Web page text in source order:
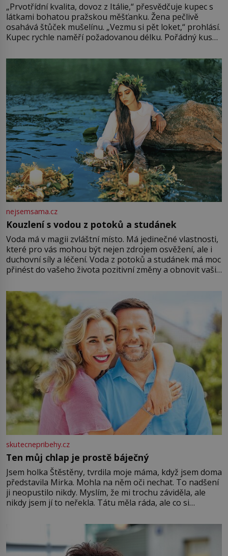
„Prvotřídní kvalita, dovoz z Itálie,“ přesvědčuje kupec s
látkami bohatou pražskou měšťanku. Žena pečlivě
osahává štůček mušelínu. „Vezmu si pět loket,“ prohlásí.
Kupec rychle naměří požadovanou délku. Pořádný kus
milostpaní. Stačí jenom na sukni,“ zhodnotí švadlena
množství růžového mušelínu. „Ošidili vás, podívejte.“
Vezme do ruky dřevěnou
nejsemsama.cz
Kouzlení s vodou z potoků a studánek
Voda má v magii zvláštní místo. Má jedinečné vlastnosti,
které pro vás mohou být nejen zdrojem osvěžení, ale i
duchovní síly a léčení. Voda z potoků a studánek má moc
přinést do vašeho života pozitivní změny a obnovit vaši
můžete obohatit své rituály a přinést do svého života
větší harmonii a klid. Je důležité
skutecnepribehy.cz
Ten můj chlap je prostě báječný
Jsem holka Štěstěny, tvrdila moje máma, když jsem doma
představila Mirka. Mohla na něm oči nechat. To nadšení
ji neopustilo nikdy. Myslím, že mi trochu záviděla, ale
nikdy jsem jí to neřekla. Tátu měla ráda, ale co si
Jsme spolu moc rádi Tehdy byla jiná doba, když